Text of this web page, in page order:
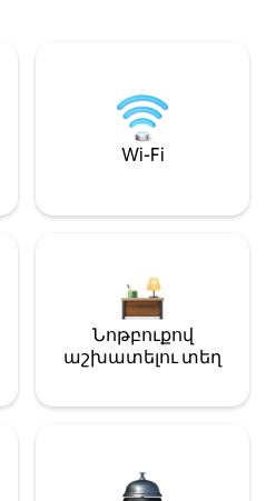
Wi-Fi
Նոթբուքով
աշխատելու տեղ